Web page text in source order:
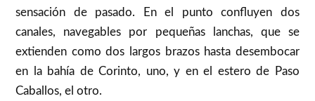
sensación de pasado. En el punto confluyen dos
canales, navegables por pequeñas lanchas, que se
extienden como dos largos brazos hasta desembocar
en la bahía de Corinto, uno, y en el estero de Paso
Caballos, el otro.